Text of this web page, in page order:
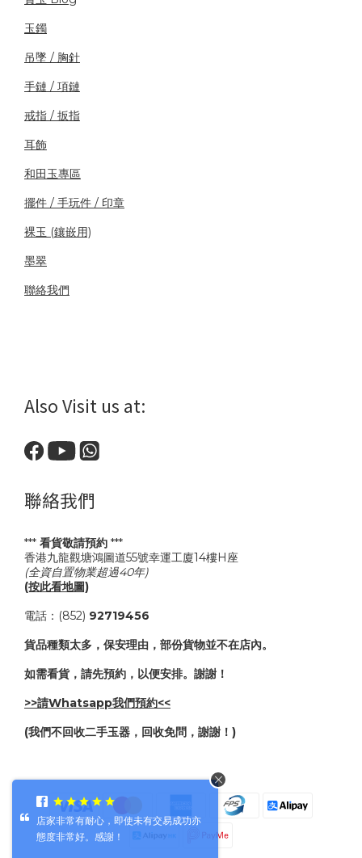
玉鐲
吊墜 / 胸針
手鏈 / 項鏈
戒指 / 扳指
耳飾
和田玉專區
擺件 / 手玩件 / 印章
裸玉 (鑲嵌用)
墨翠
聯絡我們
Also Visit us at:
聯絡我們
*** 看貨敬請預約 ***
香港九龍觀塘鴻圖道55號幸運工廈14樓H座
(全資自置物業超過40年)
(按此看地圖)
電話：(852) 92719456
貨品種類太多，保安理由，部份貨物並不在店內。
如需看貨，請先預約，以便安排。謝謝！
>>請Whatsapp我們預約<<
(我們不回收二手玉器，回收免問，謝謝！)
店家非常有耐心，即使未有交易成功亦
態度非常好。感謝！